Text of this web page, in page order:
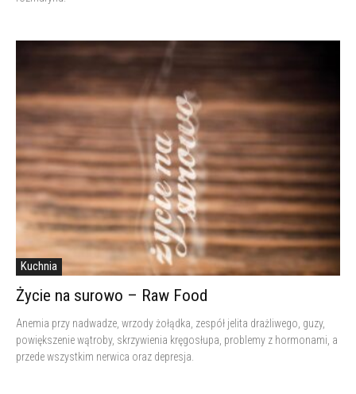
Kuchnia
Życie na surowo – Raw Food
Anemia przy nadwadze, wrzody żołądka, zespół jelita drażliwego, guzy,
powiększenie wątroby, skrzywienia kręgosłupa, problemy z hormonami, a
przede wszystkim nerwica oraz depresja.